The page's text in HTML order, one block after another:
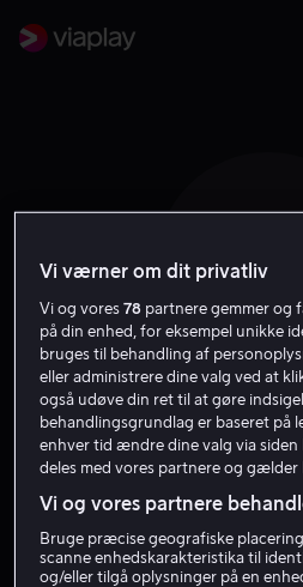
A B
Asher
Stemme
Vi værner om dit privatliv
Vi og vores78 partnere gemmer og
på din enhed, for eksempel unikke
bruges til behandling af
eller administrere dine valg ved at
også udøve din ret til at gøre
behandlingsgrundlag er baseret på
enhver tid ændre dine valg via
deles med vores partnere og
Vi og vores partnere
Bruge præcise geografiske
scanne enhedskarakteristika til
og/eller tilgå oplysninger på en